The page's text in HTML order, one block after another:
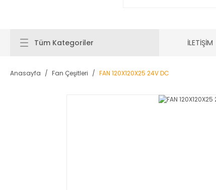
Tüm Kategoriler İLETİŞİM
Anasayfa Fan Çeşitleri FAN 120X120X25 24V DC